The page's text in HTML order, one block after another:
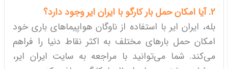
2. آیا امکان حمل بار کارگو با ایران ایر وجود دارد؟
بله، ایران ایر با استفاده از ناوگان هواپیماهای باری خود
امکان حمل بارهای مختلف به اکثر نقاط دنیا را فراهم
می‌کند. شما می‌توانید با مراجعه به سایت ایران ایر،